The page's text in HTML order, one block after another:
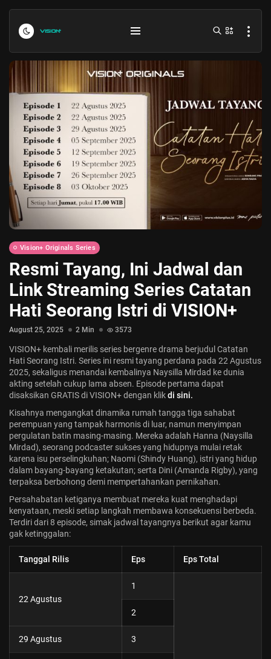
Indonesia vs Kamboja Hari Ini...
July 27, 2026 4 Min
Formula 1 Hungarian Grand Prix...
July 23, 2026
Jadwal ASEAN Hyundai Cup 2026...
3 Min
Vision+ Originals Series
Resmi Tayang, Ini Jadwal dan
Link Streaming Series Catatan
Hati Seorang Istri di VISION+
August 25, 2025 2 Min 3573
VISION+ kembali merilis series bergenre drama berjudul Catatan
Hati Seorang Istri. Series ini resmi tayang perdana pada 22 Agustus
2025, sekaligus menandai kembalinya Naysilla Mirdad ke dunia
akting setelah cukup lama absen. Episode pertama dapat
disaksikan GRATIS di VISION+ dengan klikdi sini.
Kisahnya mengangkat dinamika rumah tangga tiga sahabat
perempuan yang tampak harmonis di luar, namun menyimpan
pergulatan batin masing-masing. Mereka adalah Hanna (Naysilla
Mirdad), seorang podcaster sukses yang hidupnya mulai retak
karena isu perselingkuhan; Naomi (Shindy Huang), istri yang hidup
dalam bayang-bayang ketakutan; serta Dini (Amanda Rigby), yang
terpaksa berbohong demi mempertahankan pernikahan.
Persahabatan ketiganya membuat mereka kuat menghadapi
kenyataan, meski setiap langkah membawa konsekuensi berbeda.
Terdiri dari 8 episode, simak jadwal tayangnya berikut agar kamu
gak ketinggalan:
Tanggal Rilis Eps Eps Total
22 Agustus
1
2
29 Agustus 3